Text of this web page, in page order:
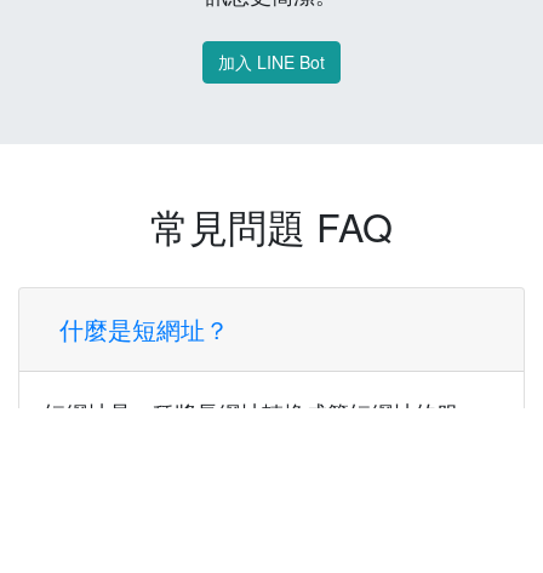
加入 LINE Bot
常見問題 FAQ
什麼是短網址？
短網址是一種將長網址轉換成簡短網址的服